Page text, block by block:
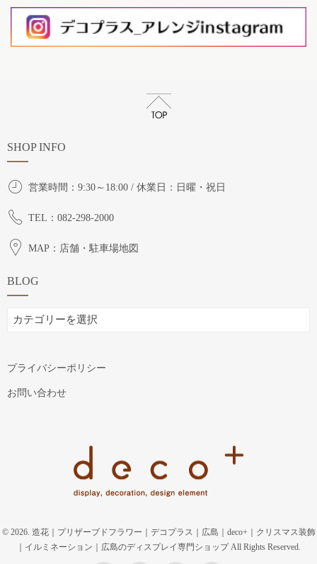
SHOP INFO
営業時間：9:30～18:00 / 休業日：日曜・祝日
TEL：082-298-2000
MAP：店舗・駐車場地図
BLOG
BLOG
プライバシーポリシー
お問い合わせ
© 2026. 造花｜プリザーブドフラワー｜デコプラス｜広島｜deco+｜クリスマス装飾
｜イルミネーション｜広島のディスプレイ専門ショップ All Rights Reserved.